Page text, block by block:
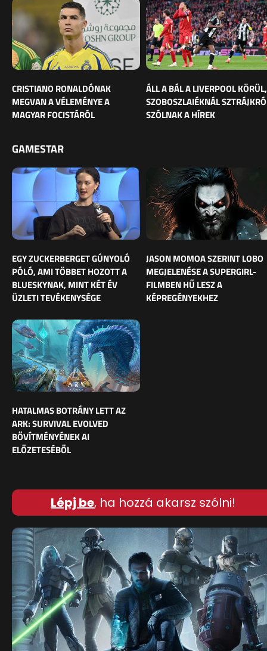
CRISTIANO RONALDÓNAK
MEGVAN A VÉLEMÉNYE A
MAGYAR FOCISTÁRÓL
ÁLL A BÁL A LIVERPOOL KÖRÜL,
SZOBOSZLAIÉKNÁL
SZÓLNAK A HÍREK
GAMESTAR
EGY ZUCKERBERGET GÚNYOLÓ
PÓLÓ, AMI TÖBBET HOZOTT A
BLUESKYNAK, MINT KÉT ÉV
ÜZLETI TEVÉKENYSÉGE
JASON MOMOA SZERINT LOBO
MEGJELENÉSE A SUPERGIRL-
FILMBEN HŰ LESZ A
KÉPREGÉNYEKHEZ
HATALMAS BOTRÁNY LETT AZ
ARK: SURVIVAL EVOLVED
BŐVÍTMÉNYÉNEK AI
ELŐZETESÉBŐL
Lépj be, ha hozzá akarsz szólni!